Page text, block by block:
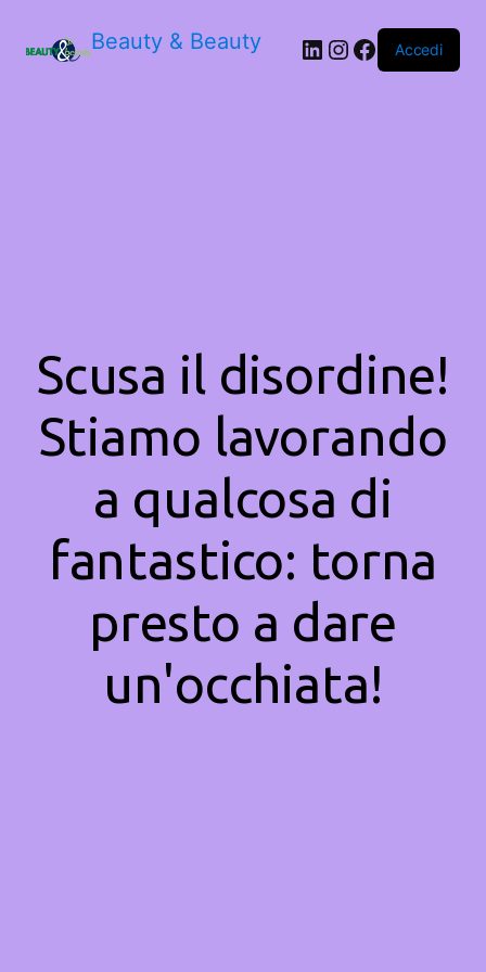
Beauty & Beauty LinkedIn
Instagram
Facebook
Accedi
Scusa il disordine!
Stiamo lavorando
a qualcosa di
fantastico: torna
presto a dare
un'occhiata!